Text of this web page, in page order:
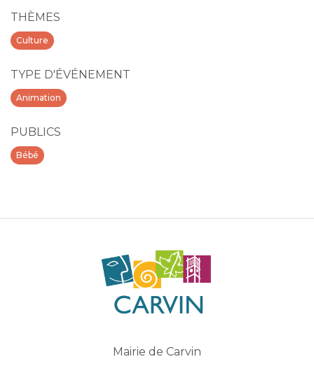
THÈMES
Culture
TYPE D'ÉVÉNEMENT
Animation
PUBLICS
Bébé
Mairie de Carvin